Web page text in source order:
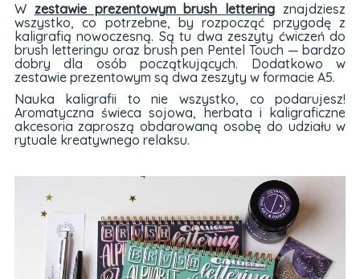
W zestawie prezentowym brush lettering znajdziesz
wszystko, co potrzebne, by rozpocząć przygodę z
kaligrafią nowoczesną. Są tu dwa zeszyty ćwiczeń do
brush letteringu oraz brush pen Pentel Touch — bardzo
dobry dla osób początkujących. Dodatkowo w
zestawie prezentowym są dwa zeszyty w formacie A5.
Nauka kaligrafii to nie wszystko, co podarujesz!
Aromatyczna świeca sojowa, herbata i kaligraficzne
akcesoria zaproszą obdarowaną osobę do udziału w
rytuale kreatywnego relaksu.